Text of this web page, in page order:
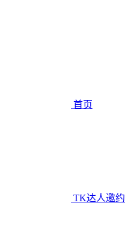
首页
TK达人邀约